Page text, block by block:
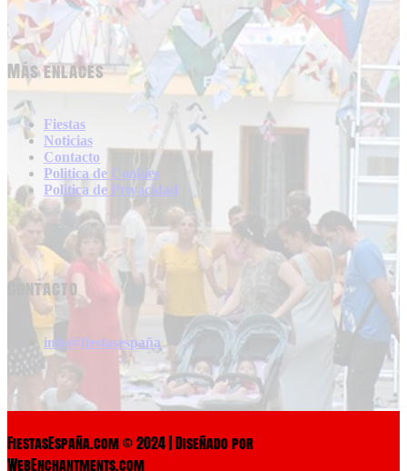
Más enlaces
Fiestas
Noticias
Contacto
Politica de Cookies
Politica de Privacidad
Contacto
info@fiestasespaña
FiestasEspaña.com © 2024 | Diseñado por
WebEnchantments.com